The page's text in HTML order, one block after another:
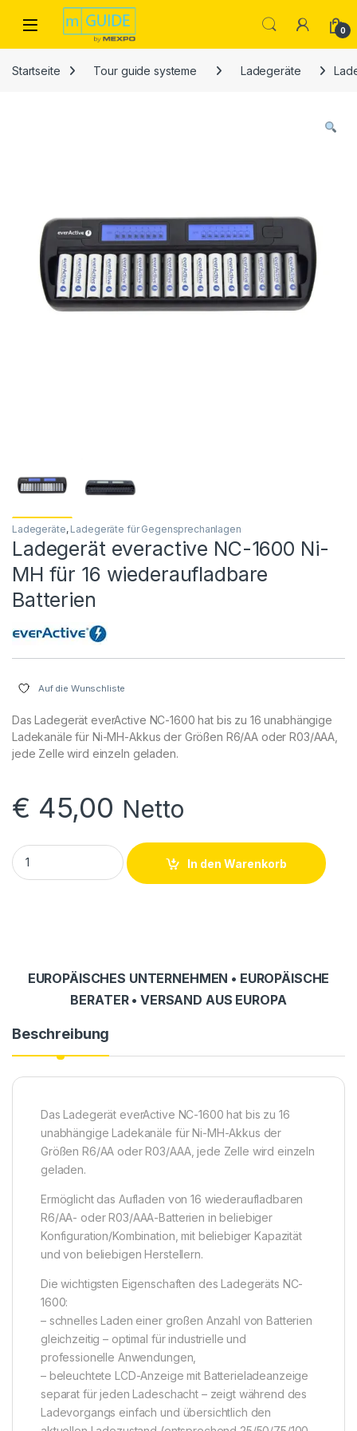
Skip to navigation
Skip to content
Open 0
Startseite Tour guide systeme Ladegeräte
Ladegeräte, Ladegeräte für Gegensprechanlagen
Ladegerät everactive NC-1600 Ni-
MH für 16 wiederaufladbare
Batterien
Auf die Wunschliste
Das Ladegerät everActive NC-1600 hat bis zu 16 unabhängige
Ladekanäle für Ni-MH-Akkus der Größen R6/AA oder R03/AAA,
jede Zelle wird einzeln geladen.
€ 45,00 Netto
Ladegerät everactive NC-1600 Ni-MH für 16
In den Warenkorb
EUROPÄISCHES UNTERNEHMEN • EUROPÄISCHE
BERATER • VERSAND AUS EUROPA
Beschreibung
Das Ladegerät everActive NC-1600 hat bis zu 16
unabhängige Ladekanäle für Ni-MH-Akkus der
Größen R6/AA oder R03/AAA, jede Zelle wird einzeln
geladen.
Ermöglicht das Aufladen von 16 wiederaufladbaren
R6/AA- oder R03/AAA-Batterien in beliebiger
Konfiguration/Kombination, mit beliebiger Kapazität
und von beliebigen Herstellern.
Die wichtigsten Eigenschaften des Ladegeräts NC-
1600:
– schnelles Laden einer großen Anzahl von Batterien
gleichzeitig – optimal für industrielle und
professionelle Anwendungen,
– beleuchtete LCD-Anzeige mit Batterieladeanzeige
separat für jeden Ladeschacht – zeigt während des
Ladevorgangs einfach und übersichtlich den